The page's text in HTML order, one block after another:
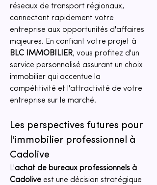
réseaux de transport régionaux,
connectant rapidement votre
entreprise aux opportunités d'affaires
majeures. En confiant votre projet à
BLC IMMOBILIER, vous profitez d'un
service personnalisé assurant un choix
immobilier qui accentue la
compétitivité et l'attractivité de votre
entreprise sur le marché.
Les perspectives futures pour
l'immobilier professionnel à
Cadolive
L'achat de bureaux professionnels à
Cadolive est une décision stratégique